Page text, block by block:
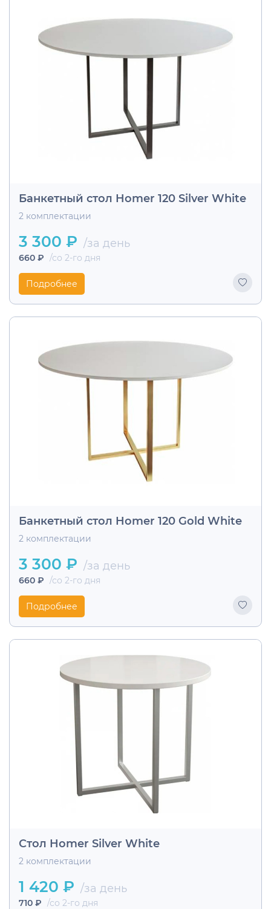
Банкетный стол Homer 120 Silver White
2 комплектации
3 300 ₽ /за день
660 ₽ /со 2-го дня
Подробнее
Банкетный стол Homer 120 Gold White
2 комплектации
3 300 ₽ /за день
660 ₽ /со 2-го дня
Подробнее
Стол Homer Silver White
2 комплектации
1 420 ₽ /за день
710 ₽ /со 2-го дня